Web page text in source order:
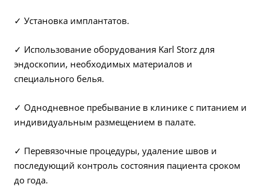
✓ Установка имплантатов.
✓ Использование оборудования Karl Storz для
эндоскопии, необходимых материалов и
специального белья.
✓ Однодневное пребывание в клинике с питанием и
индивидуальным размещением в палате.
✓ Перевязочные процедуры, удаление швов и
последующий контроль состояния пациента сроком
до года.